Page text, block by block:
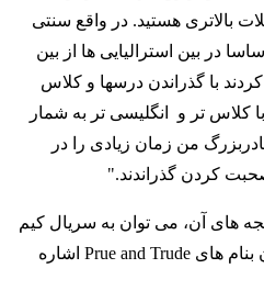
بالاتری هستید. در واقع سنتی
در بین استرالیایی ها از بین
با گذراندن درسها و کلاس
کلاس تر و انگلیسی تر به شمار
من زمان زیادی را در
کردن گذراندند."
های آن، می توان به سریال کیم
و کت و دو شخصیت معروف آن بنام های Prue and Trude اشاره